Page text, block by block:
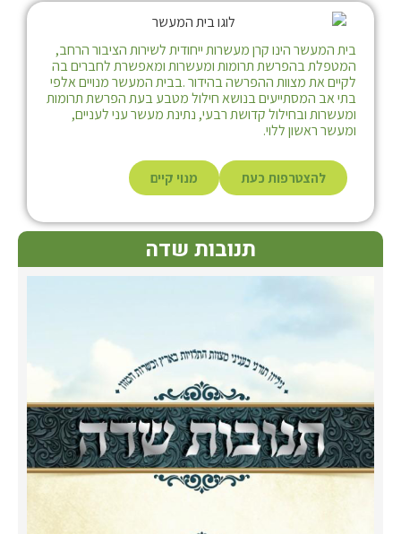
בית המעשר הינו קרן מעשרות ייחודית לשירות הציבור הרחב,
המטפלת בהפרשת תרומות ומעשרות ומאפשרת לחברים בה
לקיים את מצוות ההפרשה בהידור .בבית המעשר מנויים אלפי
בתי אב המסתייעים בנושא חילול מטבע בעת הפרשת תרומות
ומעשרות ובחילול קדושת רבעי, נתינת מעשר עני לעניים,
ומעשר ראשון ללוי.
להצטרפות כעת מנוי קיים
תנובות שדה